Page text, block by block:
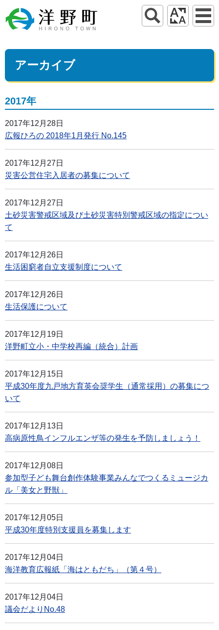
アーカイブ
2017年
2017年12月28日
広報ひろの 2018年1月発行 No.145
2017年12月27日
災害公営住宅入居者の募集について
2017年12月27日
土砂災害警戒区域及び土砂災害特別警戒区域の指定につい
て
2017年12月26日
生活困窮者自立支援制度について
2017年12月26日
生活保護について
2017年12月19日
洋野町立小・中学校再編（統合）計画
2017年12月15日
平成30年度九戸地方育英会奨学生（通常採用）の募集につ
いて
2017年12月13日
高病原性鳥インフルエンザ等の発生を予防しましょう！
2017年12月08日
参加型子ども舞台創作体験事業みんなでつくるミュージカ
ル「美女と野獣」
2017年12月05日
平成30年度特別支援員を募集します
2017年12月04日
海洋教育広報紙「海はともだち」（第４号）
2017年12月04日
議会だよりNo.48